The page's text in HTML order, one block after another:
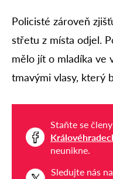
Policisté zároveň
střetu z místa odjel.
mělo jít o mladíka ve
tmavými vlasy, který
Staňte se
neunikne.
Sledujte nás na